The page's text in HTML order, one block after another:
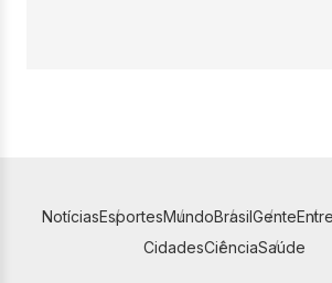
NotíciasEsportesMundoBrasilGente
CidadesCiênciaSaúde